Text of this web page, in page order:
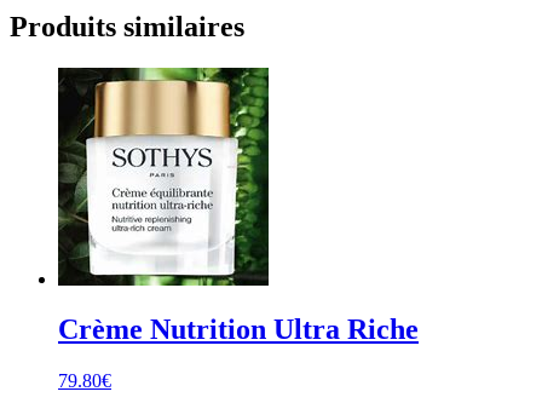
Produits similaires
Crème Nutrition Ultra Riche
79.80€